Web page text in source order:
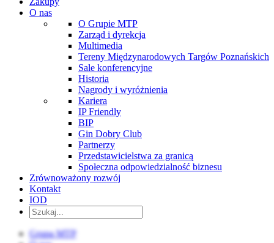
O nas
O Grupie MTP
Zarząd i dyrekcja
Multimedia
Tereny Międzynarodowych Targów Poznańskich
Sale konferencyjne
Historia
Nagrody i wyróżnienia
Kariera
IP Friendly
BIP
Gin Dobry Club
Partnerzy
Przedstawicielstwa za granicą
Społeczna odpowiedzialność biznesu
Zrównoważony rozwój
Kontakt
IOD
Grupa MTP